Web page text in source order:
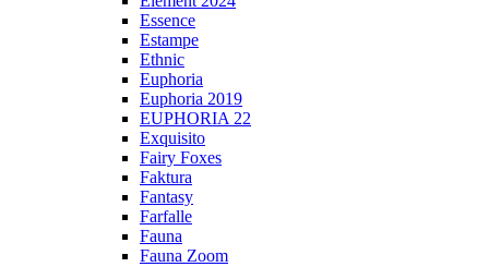
Essence
Estampe
Ethnic
Euphoria
Euphoria 2019
EUPHORIA 22
Exquisito
Fairy Foxes
Faktura
Fantasy
Farfalle
Fauna
Fauna Zoom